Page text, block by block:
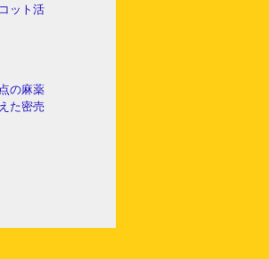
ット活
の麻薬
た密売